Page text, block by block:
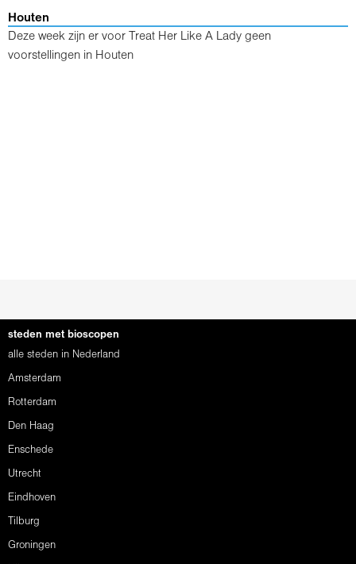
Houten
Deze week zijn er voor Treat Her Like A Lady geen
voorstellingen in Houten
steden met bioscopen
alle steden in Nederland
Amsterdam
Rotterdam
Den Haag
Enschede
Utrecht
Eindhoven
Tilburg
Groningen